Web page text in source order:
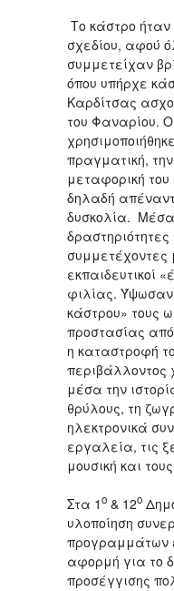
Το κάστρο
σχεδίου, αφού
συμμετείχαν
όπου υπήρχε
Καρδίτσας
του Φαναρίου.
πραγματική,
μεταφορική
δηλαδή
δυσκολία. Μέσα
δραστηριότητες
συμμετέχοντες
εκπαιδευτικοί
φιλίας. Ύψωσαν
κάστρου» τους
προστασίας από
η καταστροφή
περιβάλλοντος
μέσα την
θρύλους, τη
ηλεκτρονικά
εργαλεία, τις
μουσική και
Στα 1ο & 12ο
υλοποίηση
προγραμμάτων
αφορμή για το
προσέγγισης